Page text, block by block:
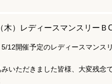
木）レディースマンスリー
12開催予定のレディースマンス
みいただきました皆様、大変残念